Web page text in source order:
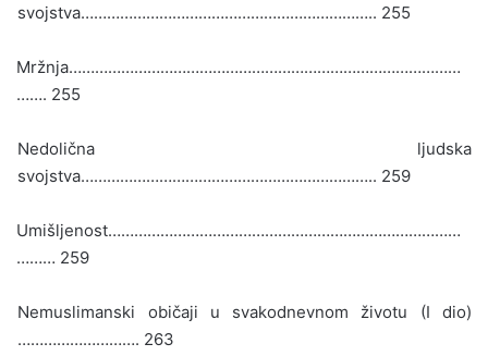
svojstva………………………………………………………….. 255
Mržnja………………………………………………………………………………
……. 255
Nedolična ljudska
svojstva………………………………………………………….. 259
Umišljenost………………………………………………………………………
……… 259
Nemuslimanski običaji u svakodnevnom životu (I dio)
………………………. 263